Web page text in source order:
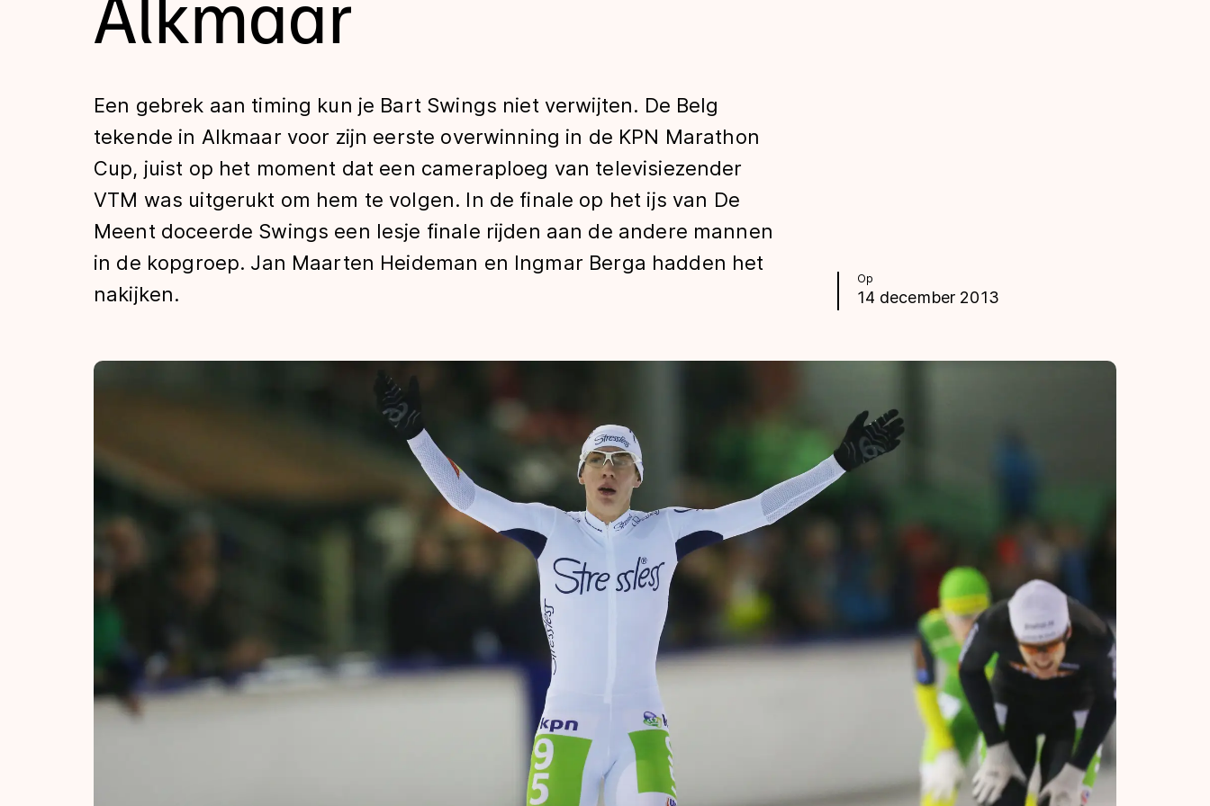
Tijden & historie
De weg op
Schaatsfans
Olympische Spelen
Op
14 december 2013
Een gebrek aan timing kun je Bart Swings niet verwijten. De Belg
tekende in Alkmaar voor zijn eerste overwinning in de KPN Marathon
Cup, juist op het moment dat een cameraploeg van televisiezender
VTM was uitgerukt om hem te volgen. In de finale op het ijs van De
Meent doceerde Swings een lesje finale rijden aan de andere mannen
in de kopgroep. Jan Maarten Heideman en Ingmar Berga hadden het
nakijken.